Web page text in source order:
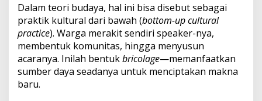
Dalam teori budaya, hal ini bisa disebut sebagai
praktik kultural dari bawah (bottom-up cultural
practice). Warga merakit sendiri speaker-nya,
membentuk komunitas, hingga menyusun
acaranya. Inilah bentukbricolage—memanfaatkan
sumber daya seadanya untuk menciptakan makna
baru.